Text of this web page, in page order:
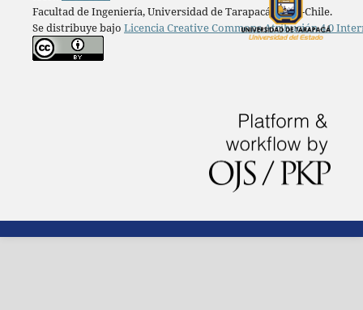
Facultad de Ingeniería, Universidad de Tarapacá, Arica-Chile.
Se distribuye bajo Licencia Creative Commons Atribución 4.0